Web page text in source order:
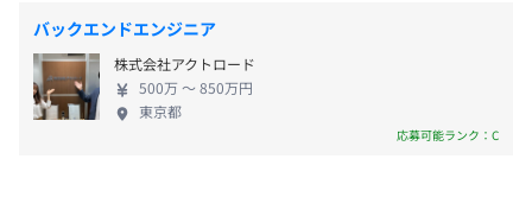
■『Kintone』：自社のビジネスにあった業務アプリケー
ションを構築し、業務改善・業務効率化を実現
■『こっころ』：しまね子育て応援パスポート
※入社月により賞与額は変動します。
用いて、アップデートし、生活者の学びを支えます。
デジタルアーカイブを用いたオンライン体験の向
上、入退館や管理タグの非接触化によりリアル体験
の安全性向上で、学びをより豊かにします。 ■流
通・製造・金融 地方企業をIT技術やデジタル人材に
バックエンドエンジニア
株式会社アクトロード
500万 〜 850万円
東京都
応募可能ランク：C